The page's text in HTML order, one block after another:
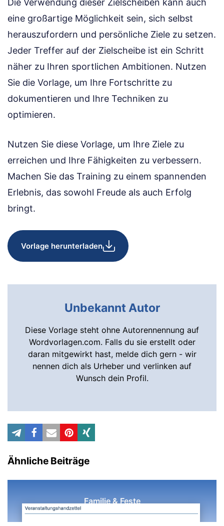
Die Verwendung dieser Zielscheiben kann auch
eine großartige Möglichkeit sein, sich selbst
herauszufordern und persönliche Ziele zu setzen.
Jeder Treffer auf der Zielscheibe ist ein Schritt
näher zu Ihren sportlichen Ambitionen. Nutzen
Sie die Vorlage, um Ihre Fortschritte zu
dokumentieren und Ihre Techniken zu
optimieren.
Nutzen Sie diese Vorlage, um Ihre Ziele zu
erreichen und Ihre Fähigkeiten zu verbessern.
Machen Sie das Training zu einem spannenden
Erlebnis, das sowohl Freude als auch Erfolg
bringt.
Vorlage herunterladen
Unbekannt Autor
Diese Vorlage steht ohne Autorennennung auf
Wordvorlagen.com. Falls du sie erstellt oder
daran mitgewirkt hast, melde dich gern - wir
nennen dich als Urheber und verlinken auf
Wunsch dein Profil.
Ähnliche Beiträge
Familie & Feste